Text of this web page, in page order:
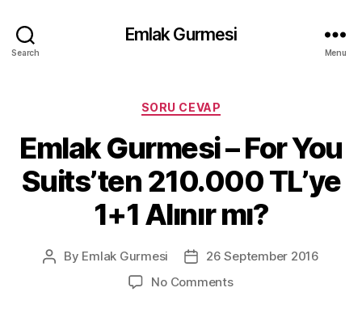
Search
Emlak Gurmesi
Menu
Categories
SORU CEVAP
Emlak Gurmesi – For You
Suits’ten 210.000 TL’ye
1+1 Alınır mı?
Post
By Emlak Gurmesi
Post26 September 2016
No Commentson